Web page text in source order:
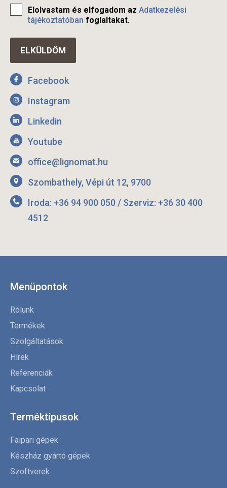
Elolvastam és elfogadom az Adatkezelési
tájékoztatóban foglaltakat.
Facebook
Instagram
Linkedin
Youtube
office@lignomat.hu
Szombathely, Vépi út 12, 9700
Iroda: +36 94 900 050 / Szerviz: +36 30 400
4512
Menüpontok
Rólunk
Termékek
Szolgáltatások
Hírek
Referenciák
Kapcsolat
Terméktípusok
Faipari gépek
Készház gyártó gépek
Szoftverek